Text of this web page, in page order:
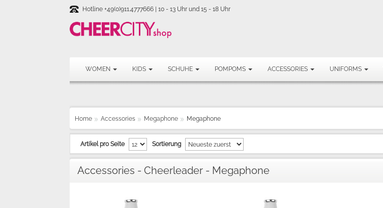
Hotline +49(0)911.4777666 | 10 - 13 Uhr und 15 - 18 Uhr
WOMEN KIDS SCHUHE POMPOMS ACCESSORIES UNIFORMS
Home Accessories Megaphone Megaphone
Artikel pro Seite Sortierung
Accessories - Cheerleader - Megaphone